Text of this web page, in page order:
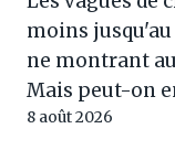
moins jusqu'au
ne montrant
Mais peut-on
8 août 2026